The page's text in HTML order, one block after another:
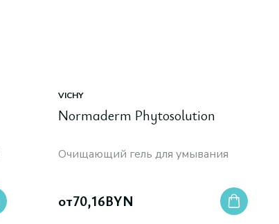
VICHY
Normaderm Phytosolution
Oчищающий гель для умывания
от70,16BYN